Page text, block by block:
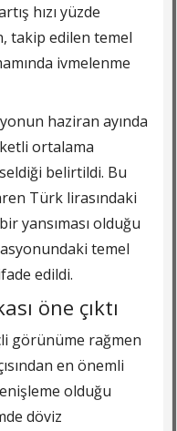
hızı yüzde
takip edilen temel
ivmelenme
haziran ayında
ortalama
belirtildi. Bu
Türk lirasındaki
yansıması olduğu
temel
edildi.
öne çıktı
görünüme rağmen
en önemli
olduğu
döviz